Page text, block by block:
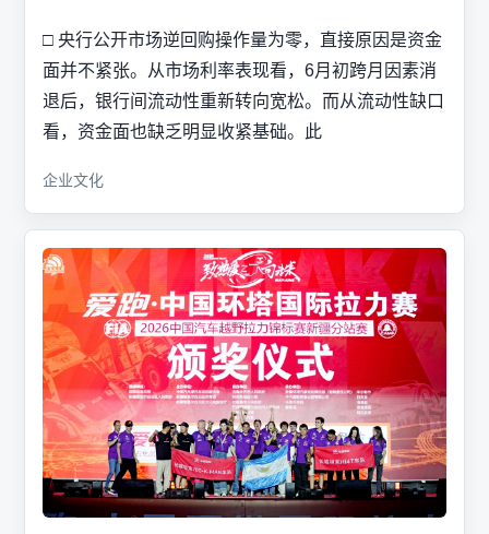
□ 央行公开市场逆回购操作量为零，直接原因是资金
面并不紧张。从市场利率表现看，6月初跨月因素消
退后，银行间流动性重新转向宽松。而从流动性缺口
看，资金面也缺乏明显收紧基础。此
企业文化